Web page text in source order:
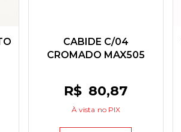
CABIDE C/04
CROMADO MAX505
R$ 80,87
À vista no PIX